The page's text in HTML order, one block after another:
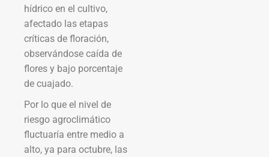
hídrico en el cultivo,
afectado las etapas
críticas de floración,
observándose caída de
flores y bajo porcentaje
de cuajado.
Por lo que el nivel de
riesgo agroclimático
fluctuaría entre medio a
alto, ya para octubre, las